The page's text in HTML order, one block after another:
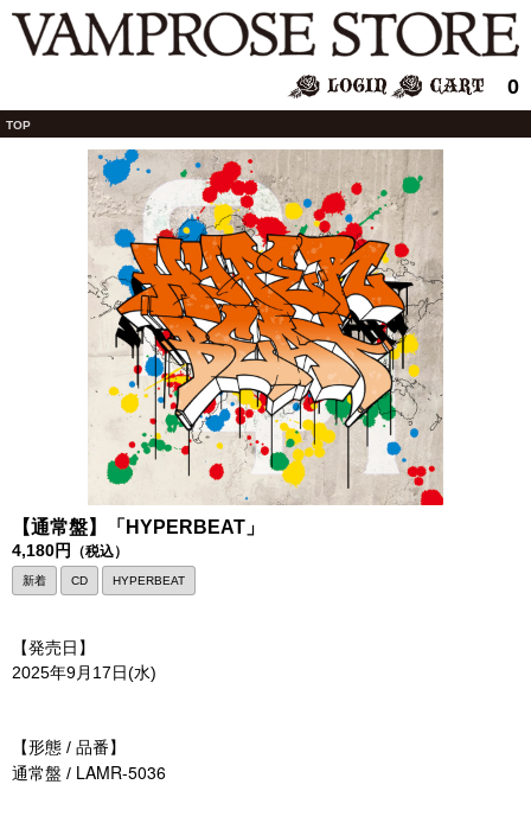
0
TOP
【通常盤】「HYPERBEAT」
4,180円 （税込）
新着 CD HYPERBEAT
【発売日】
2025年9月17日(水)
【形態 / 品番】
通常盤 / LAMR-5036